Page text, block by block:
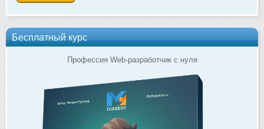
Бесплатный курс
Профессия Web-разработчик с нуля